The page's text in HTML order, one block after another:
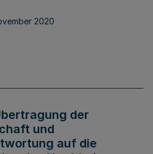
2020
der
und
auf die